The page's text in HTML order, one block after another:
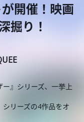
開催！映画
掘り！
』シリーズ、一挙上
リーズの4作品をオ